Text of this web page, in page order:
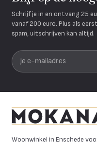
Schrijf je in en ontvang 25
vanaf 200 euro. Plus als
spam, uitschrijven kan altijd.
Je e-mailadres
Woonwinkel in Enschede